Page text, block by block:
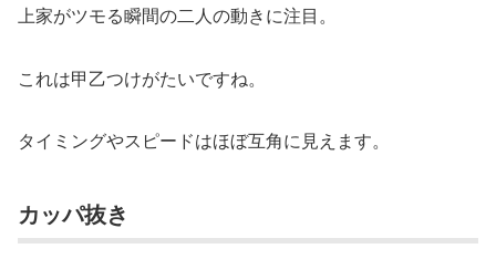
上家がツモる瞬間の二人の動きに注目。
これは甲乙つけがたいですね。
タイミングやスピードはほぼ互角に見えます。
カッパ抜き